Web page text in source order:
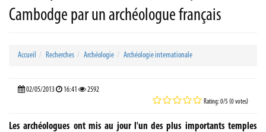
Cambodge par un archéologue français
Accueil Recherches Archéologie Archéologie internationale
02/05/2013 16:41 2592
Rating: 0/5 (0 votes)
Les archéologues ont mis au jour l'un des plus importants temples